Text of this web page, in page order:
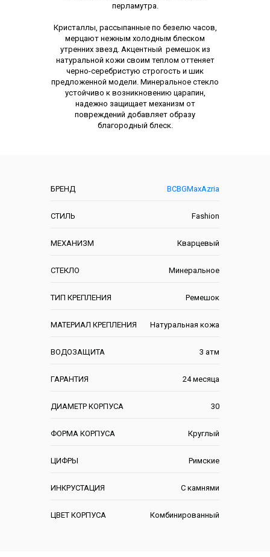
БРЕНД BCBGMaxAzria
СТИЛЬ Fashion
МЕХАНИЗМ Кварцевый
СТЕКЛО Минеральное
ТИП КРЕПЛЕНИЯ Ремешок
МАТЕРИАЛ КРЕПЛЕНИЯ Натуральная кожа
ВОДОЗАЩИТА 3 атм
ГАРАНТИЯ 24 месяца
ДИАМЕТР КОРПУСА 30
ФОРМА КОРПУСА Круглый
ЦИФРЫ Римские
ИНКРУСТАЦИЯ С камнями
ЦВЕТ КОРПУСА Комбинированный
перламутра.
Кристаллы, рассыпанные по безелю часов,
мерцают нежным холодным блеском
утренних звезд. Акцентный ремешок из
натуральной кожи своим теплом оттеняет
черно-серебристую строгость и шик
предложенной модели. Минеральное стекло
устойчиво к возникновению царапин,
надежно защищает механизм от
повреждений добавляет образу
благородный блеск.